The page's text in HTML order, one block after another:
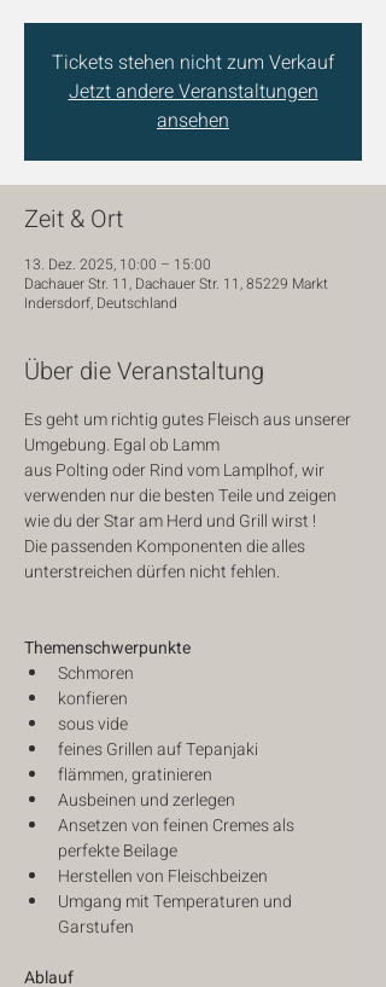
Tickets stehen nicht zum Verkauf
Jetzt andere Veranstaltungen
ansehen
Zeit & Ort
13. Dez. 2025, 10:00 – 15:00
Dachauer Str. 11, Dachauer Str. 11, 85229 Markt
Indersdorf, Deutschland
Über die Veranstaltung
Es geht um richtig gutes Fleisch aus unserer
Umgebung. Egal ob Lamm
aus Polting oder Rind vom Lamplhof, wir
verwenden nur die besten Teile und zeigen
wie du der Star am Herd und Grill wirst !
Die passenden Komponenten die alles
unterstreichen dürfen nicht fehlen.
Themenschwerpunkte
Schmoren
konfieren
sous vide
feines Grillen auf Tepanjaki
flämmen, gratinieren
Ausbeinen und zerlegen
Ansetzen von feinen Cremes als
perfekte Beilage
Herstellen von Fleischbeizen
Umgang mit Temperaturen und
Garstufen
Ablauf